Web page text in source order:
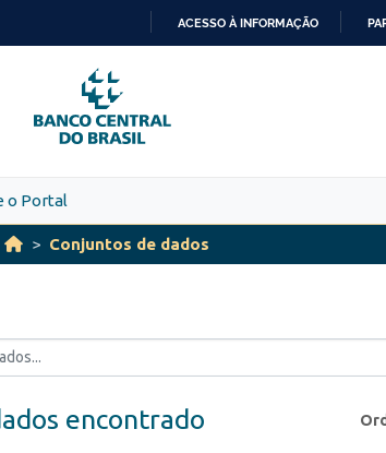
PARA
O
CONTEÚDO
ACESSO À INFORMAÇÃO
o Portal
Conjuntos de dados
encontrado